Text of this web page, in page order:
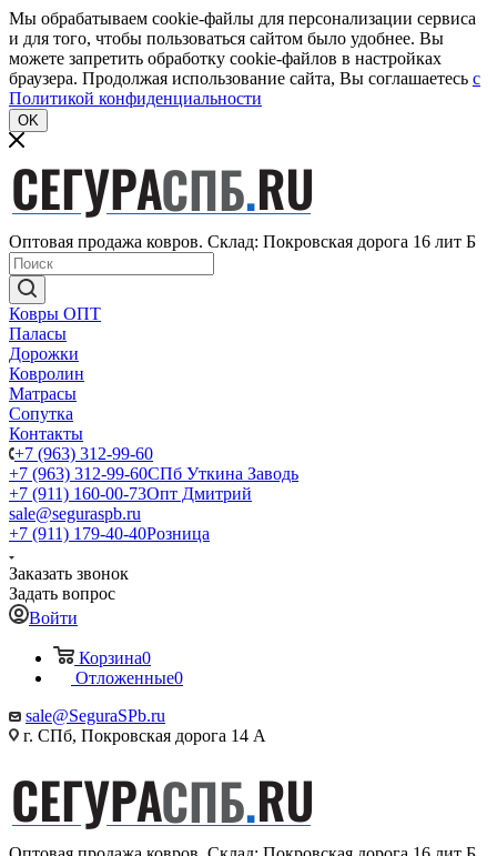
Мы обрабатываем cookie-файлы для персонализации сервиса
и для того, чтобы пользоваться сайтом было удобнее. Вы
можете запретить обработку cookie-файлов в настройках
браузера. Продолжая использование сайта, Вы соглашаетесь c
Политикой конфиденциальности
OK
Оптовая продажа ковров. Склад: Покровская дорога 16 лит Б
Ковры ОПТ
Паласы
Дорожки
Ковролин
Матрасы
Сопутка
Контакты
+7 (963) 312-99-60
+7 (963) 312-99-60СПб Уткина Заводь
+7 (911) 160-00-73Опт Дмитрий
sale@seguraspb.ru
+7 (911) 179-40-40Розница
Заказать звонок
Задать вопрос
Войти
Корзина0
Отложенные0
sale@SeguraSPb.ru
г. СПб, Покровская дорога 14 А